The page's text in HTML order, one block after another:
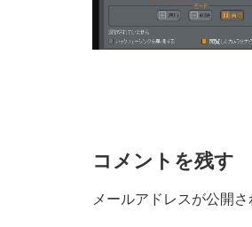
コメントを残す
メールアドレスが公開さ